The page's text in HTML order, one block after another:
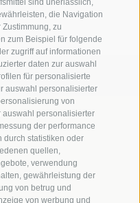
sind unerlässlich,
die Navigation
zu
zum Beispiel für folgende
zugriff auf informationen
daten zur auswahl
für personalisierte
auswahl personalisierter
von
personalisierter
der performance
durch statistiken oder
quellen,
verwendung
gewährleistung der
von betrug und
von werbung und
uns